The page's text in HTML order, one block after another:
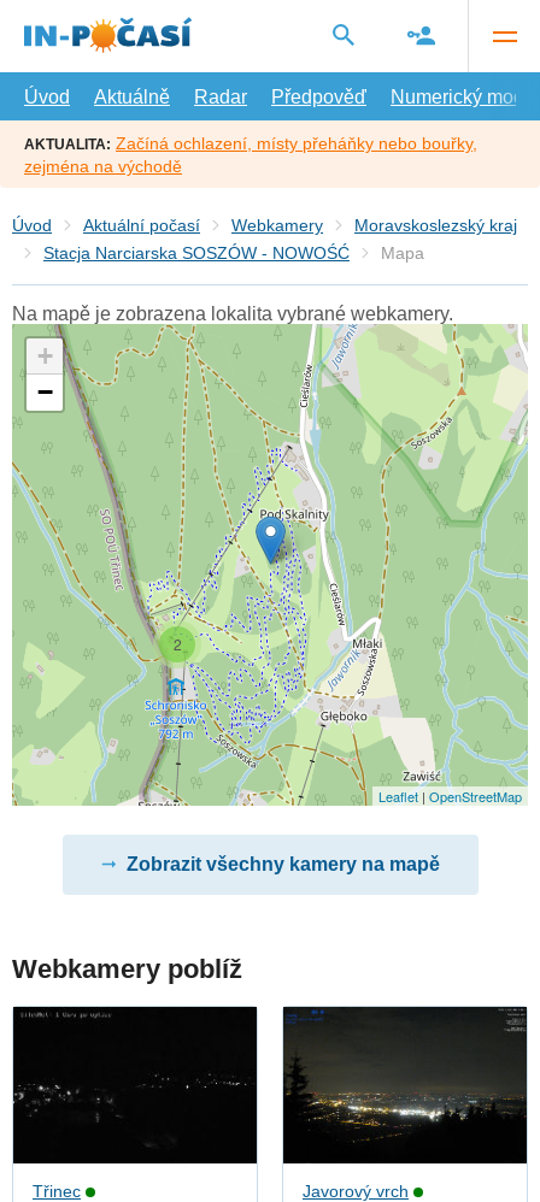
hlavní
Úvod
Aktuálně Radar Předpověď Numerický model
AKTUALITA: Začíná ochlazení, místy přeháňky nebo bouřky,
zejména na východě
Úvod Aktuální počasí Webkamery
Moravskoslezský kraj
Stacja Narciarska SOSZÓW - NOWOŚĆ
Mapa
Na mapě je zobrazena lokalita vybrané webkamery.
2
+
−
Leaflet | OpenStreetMap
Zobrazit všechny kamery na mapě
Webkamery poblíž
Třinec
Javorový vrch